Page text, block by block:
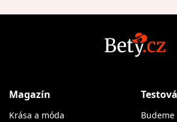
Magazín
Krása a móda